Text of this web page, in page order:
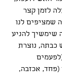
לזמן קצר
שמציפים לנו
שימשיך להניע
כבתה, נוצרת
(פחד, אכזבה,